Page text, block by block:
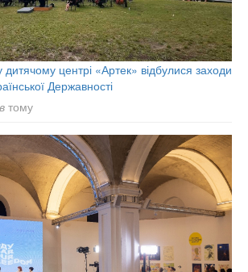
центрі «Артек» відбулися заходи
Державності
тому